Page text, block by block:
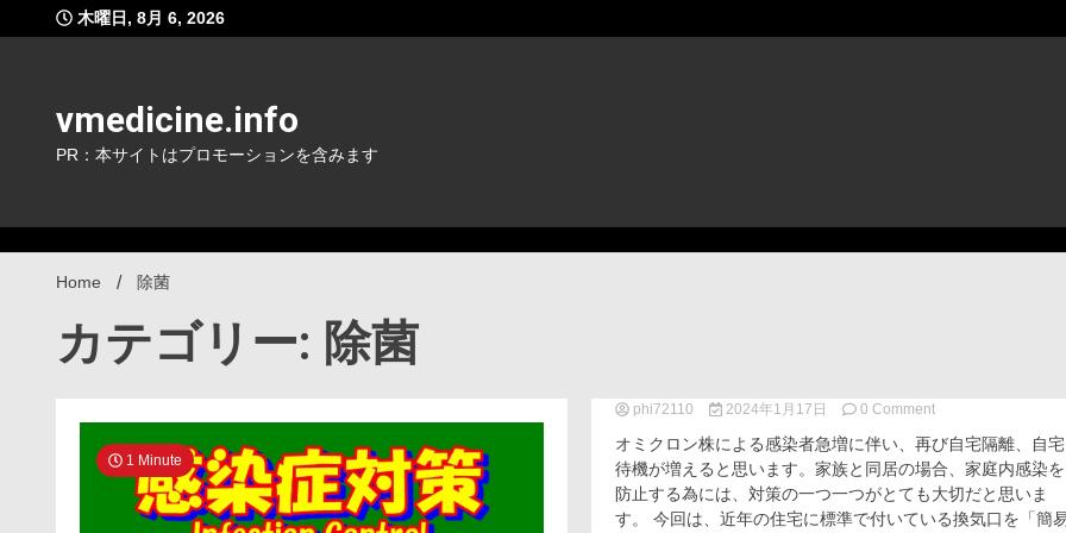
to
木曜日, 8月 6, 2026
vmedicine.info
PR：本サイトはプロモーションを含みます
Home 除菌
カテゴリー: 除菌
1 Minute
phi72110 2024年1月17日 0 Commenton
族
を
守
る
オミクロン株による感染者急増に伴い、再び自宅隔離、自宅
待機が増えると思います。家族と同居の場合、家庭内感染を
防止する為には、対策の一つ一つがとても大切だと思いま
す。 今回は、近年の住宅に標準で付いている換気口を「簡